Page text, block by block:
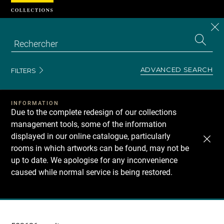
FILTERS ADVANCED SEARCH
INFORMATION
Due to the complete redesign of our collections
management tools, some of the information
displayed in our online catalogue, particularly
rooms in which artworks can be found, may not be
up to date. We apologise for any inconvenience
caused while normal service is being restored.
Recherche
Cookies management panel